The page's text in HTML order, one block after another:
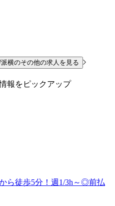
横のその他の求人を見る
報をピックアップ
ら徒歩5分！週1/3h～◎前払